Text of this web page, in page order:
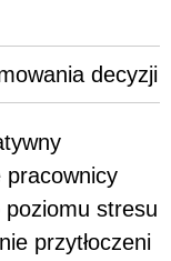
decyzji
pracownicy
stresu
przytłoczeni